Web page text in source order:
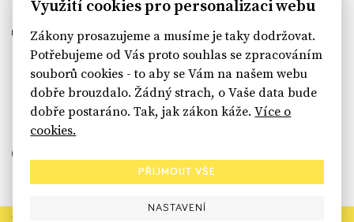
sinfin.digital
Využití cookies pro personalizaci webu
Zákony prosazujeme a musíme je taky dodržovat.
Potřebujeme od Vás proto souhlas se zpracováním
souborů cookies - to aby se Vám na našem webu
dobře brouzdalo. Žádný strach, o Vaše data bude
dobře postaráno. Tak, jak zákon káže.Více o
cookies.
PŘIJMOUT VŠE
NASTAVENÍ